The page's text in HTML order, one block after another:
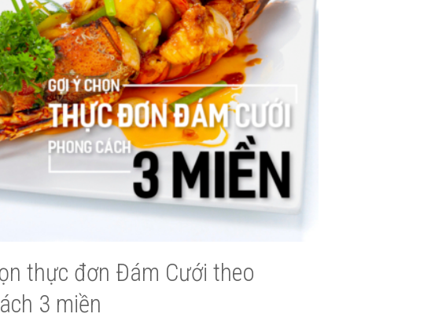
thực đơn Đám Cưới theo
3 miền